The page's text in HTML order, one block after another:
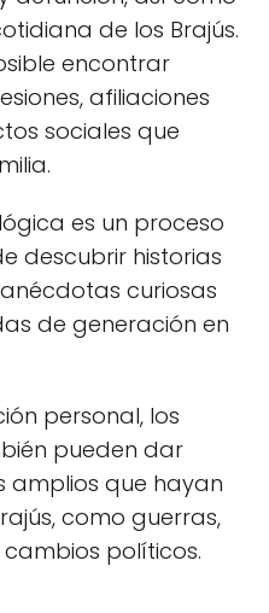
de los Brajús.
encontrar
afiliaciones
sociales que
es un proceso
descubrir historias
curiosas
de generación en
personal, los
pueden dar
amplios que hayan
como guerras,
políticos.